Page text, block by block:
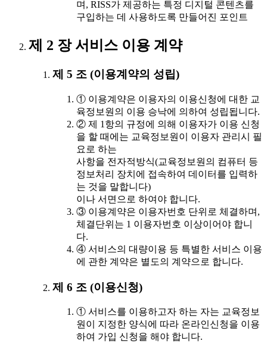
며, RISS가 제공하는 특정 디지털 콘텐츠를
구입하는 데 사용하도록 만들어진 포인트
제 2 장 서비스 이용 계약
제 5 조 (이용계약의 성립)
① 이용계약은 이용자의 이용신청에 대한 교
육정보원의 이용 승낙에 의하여 성립됩니다.
② 제 1항의 규정에 의해 이용자가 이용 신청
을 할 때에는 교육정보원이 이용자 관리시 필
요로 하는
사항을 전자적방식(교육정보원의 컴퓨터 등
정보처리 장치에 접속하여 데이터를 입력하
는 것을 말합니다)
이나 서면으로 하여야 합니다.
③ 이용계약은 이용자번호 단위로 체결하며,
체결단위는 1 이용자번호 이상이어야 합니
다.
④ 서비스의 대량이용 등 특별한 서비스 이용
에 관한 계약은 별도의 계약으로 합니다.
제 6 조 (이용신청)
① 서비스를 이용하고자 하는 자는 교육정보
원이 지정한 양식에 따라 온라인신청을 이용
하여 가입 신청을 해야 합니다.